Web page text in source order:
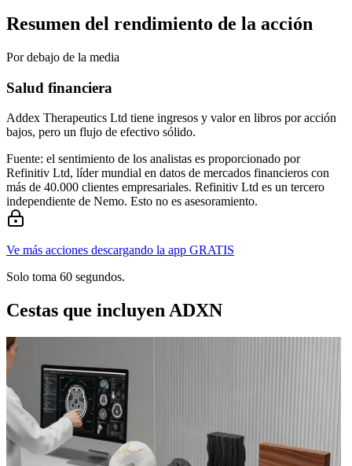
Resumen del rendimiento de la acción
Por debajo de la media
Salud financiera
Addex Therapeutics Ltd tiene ingresos y valor en libros por acción
bajos, pero un flujo de efectivo sólido.
Fuente: el sentimiento de los analistas es proporcionado por
Refinitiv Ltd, líder mundial en datos de mercados financieros con
más de 40.000 clientes empresariales. Refinitiv Ltd es un tercero
independiente de Nemo. Esto no es asesoramiento.
Ve más acciones descargando la app GRATIS
Solo toma 60 segundos.
Cestas que incluyen ADXN